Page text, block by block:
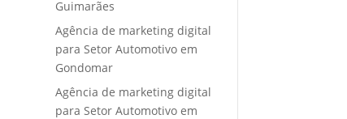
Guimarães
Agência de marketing digital
para Setor Automotivo em
Gondomar
Agência de marketing digital
para Setor Automotivo em